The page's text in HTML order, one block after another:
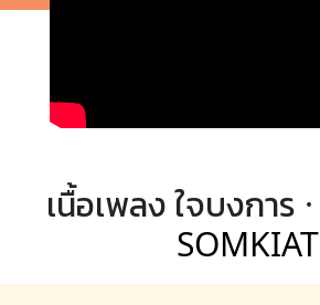
เนื้อเพลง ใจบงการ ·
SOMKIAT